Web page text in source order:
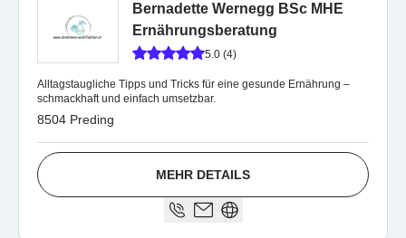
Bernadette Wernegg BSc MHE
Ernährungsberatung
5.0 (4)
Alltagstaugliche Tipps und Tricks für eine gesunde Ernährung –
schmackhaft und einfach umsetzbar.
8504 Preding
MEHR DETAILS